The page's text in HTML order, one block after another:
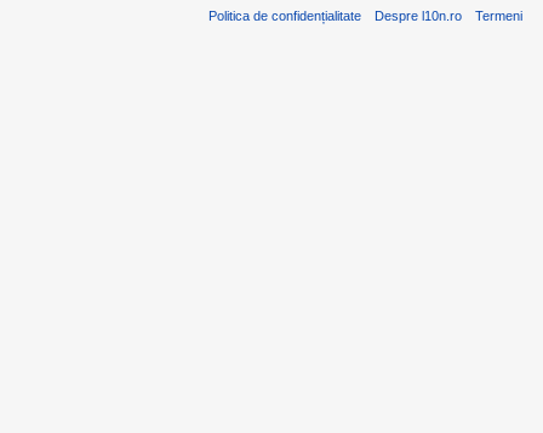
Politica de confidențialitate Despre l10n.ro Termeni